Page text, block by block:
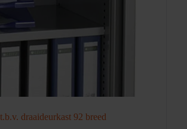
draaideurkast 92 breed